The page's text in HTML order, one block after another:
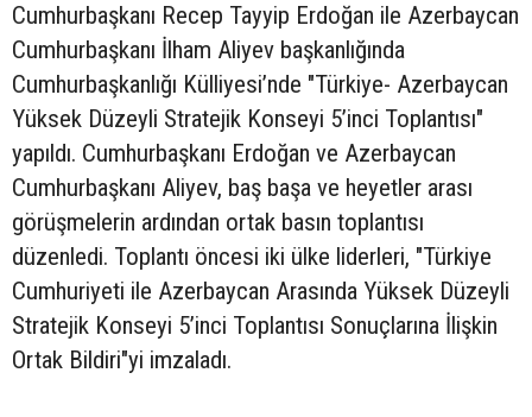
Cumhurbaşkanı Recep Tayyip Erdoğan ile Azerbaycan
Cumhurbaşkanı İlham Aliyev başkanlığında
Cumhurbaşkanlığı Külliyesi’nde "Türkiye- Azerbaycan
Yüksek Düzeyli Stratejik Konseyi 5’inci Toplantısı"
yapıldı. Cumhurbaşkanı Erdoğan ve Azerbaycan
Cumhurbaşkanı Aliyev, baş başa ve heyetler arası
görüşmelerin ardından ortak basın toplantısı
düzenledi. Toplantı öncesi iki ülke liderleri, "Türkiye
Cumhuriyeti ile Azerbaycan Arasında Yüksek Düzeyli
Stratejik Konseyi 5’inci Toplantısı Sonuçlarına İlişkin
Ortak Bildiri"yi imzaladı.